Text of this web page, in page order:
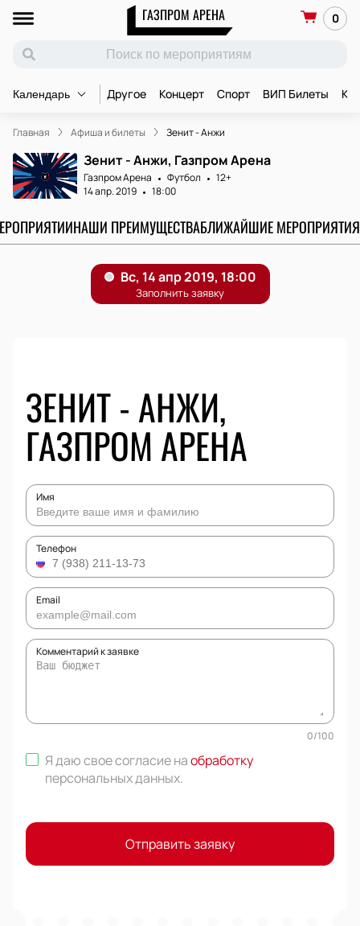
ГАЗПРОМ АРЕНА 0
Календарь Другое Концерт Спорт ВИП Билеты
Главная Афиша и билеты Зенит - Анжи
Зенит - Анжи, Газпром Арена
Газпром Арена Футбол
12+
14 апр. 2019
18:00
НАШИ ПРЕИМУЩЕСТВАБЛИЖАЙШИЕ МЕРОПРИЯТИЯ
ЗЕНИТ - АНЖИ,
ГАЗПРОМ АРЕНА
Имя
Телефон
Email
Комментарий к заявке
0/100
Я даю свое согласие наобработку
персональных данных.
Отправить заявку